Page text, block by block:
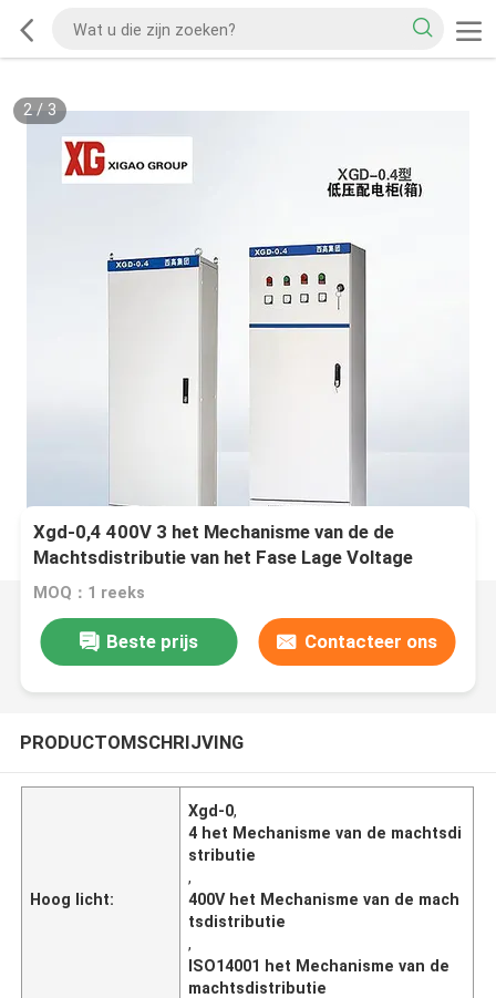
2/ 3
Xgd-0,4 400V 3 het Mechanisme van de de
Machtsdistributie van het Fase Lage Voltage
MOQ：1 reeks
Beste prijs Contacteer ons
PRODUCTOMSCHRIJVING
Hoog licht:
Xgd-0,
4 het Mechanisme van de machtsdi
stributie
,
400V het Mechanisme van de mach
tsdistributie
,
ISO14001 het Mechanisme van de
machtsdistributie